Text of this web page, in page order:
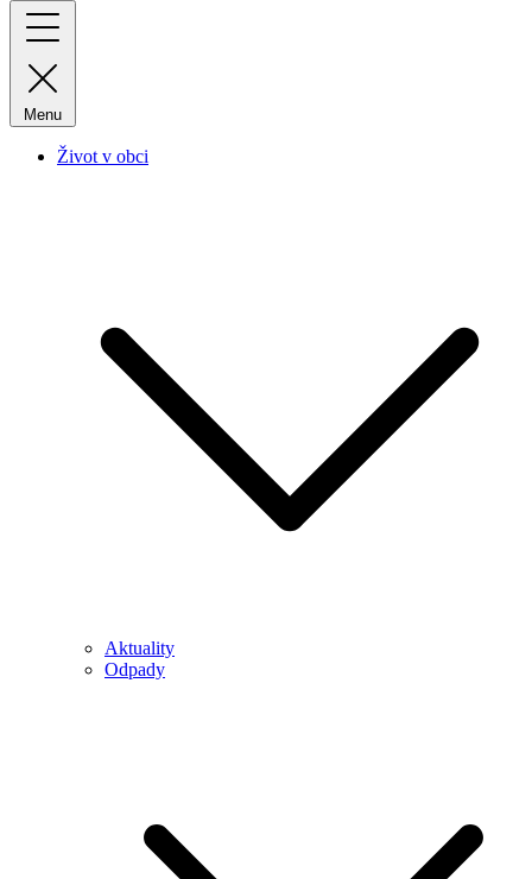
Menu
Život v obci
Aktuality
Odpady